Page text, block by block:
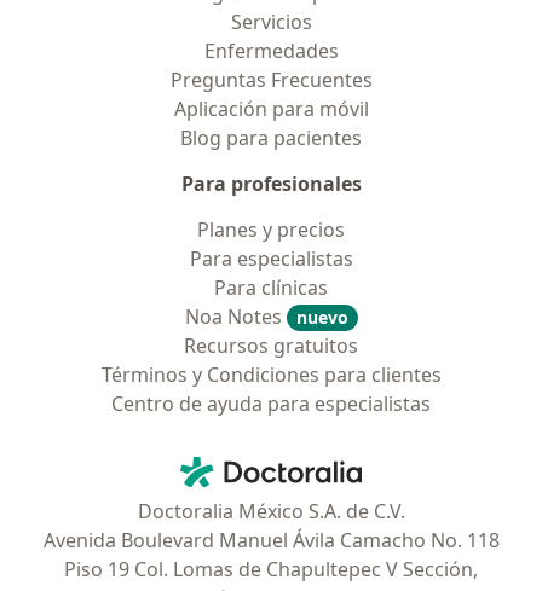
Servicios
Enfermedades
Preguntas Frecuentes
Aplicación para móvil
Blog para pacientes
Para profesionales
Planes y precios
Para especialistas
Para clínicas
Noa Notes
nuevo
Recursos gratuitos
Términos y Condiciones para clientes
Centro de ayuda para especialistas
Doctoralia - Página de inicio
Doctoralia México S.A. de C.V.
Avenida Boulevard Manuel Ávila Camacho No. 118
Piso 19 Col. Lomas de Chapultepec V Sección,